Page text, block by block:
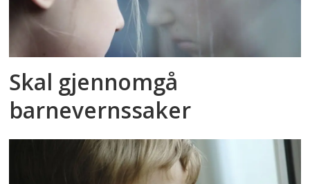
Skal gjennomgå
barnevernssaker